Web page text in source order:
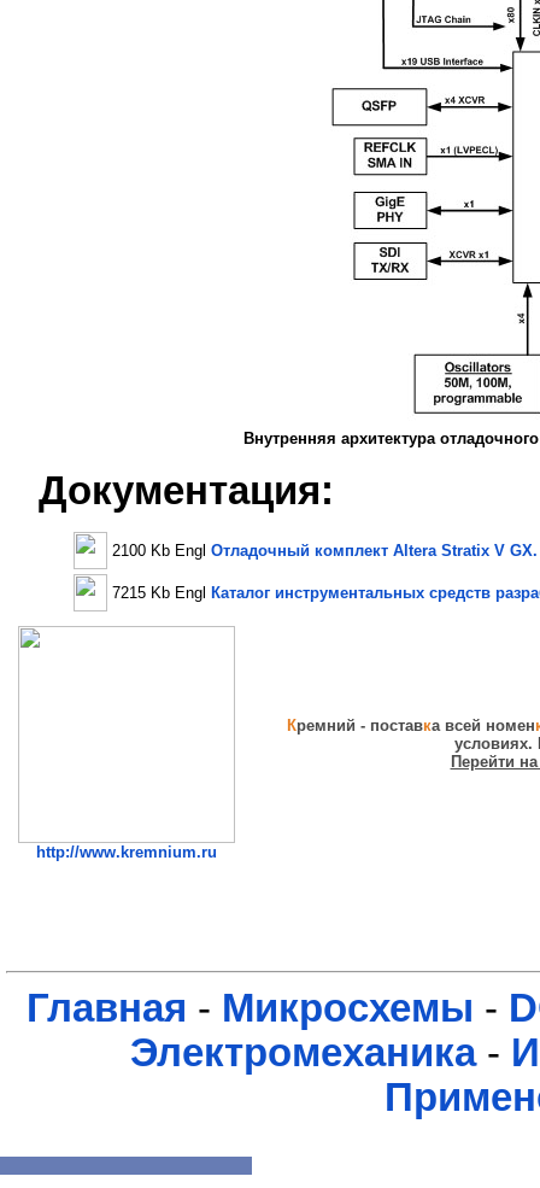
Внутренняя архитектура
Документация:
2100 Kb Engl Отладочный комплект Altera Stratix V
7215 Kb Engl Каталог инструментальных средств
http://www.kremnium.ru
Кремний - поставка всей номен
условиях.
Перейти
Главная - Микросхемы -
Электромеханика-